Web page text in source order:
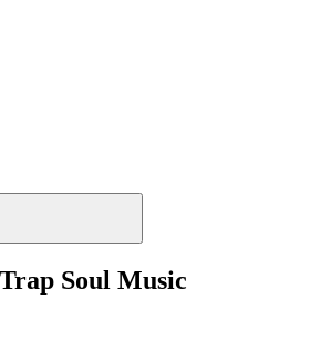
Soul Music